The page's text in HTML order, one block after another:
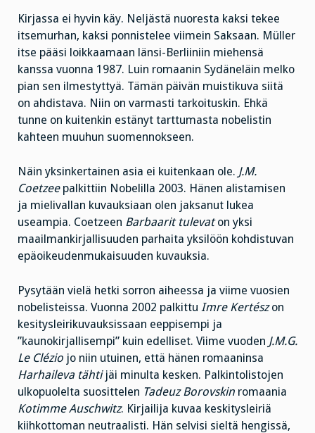
Kirjassa ei hyvin käy. Neljästä nuoresta kaksi tekee
itsemurhan, kaksi ponnistelee viimein Saksaan. Müller
itse pääsi loikkaamaan länsi-Berliiniin miehensä
kanssa vuonna 1987. Luin romaanin Sydäneläin melko
pian sen ilmestyttyä. Tämän päivän muistikuva siitä
on ahdistava. Niin on varmasti tarkoituskin. Ehkä
tunne on kuitenkin estänyt tarttumasta nobelistin
kahteen muuhun suomennokseen.
Näin yksinkertainen asia ei kuitenkaan ole. J.M.
Coetzeepalkittiin Nobelilla 2003. Hänen alistamisen
ja mielivallan kuvauksiaan olen jaksanut lukea
useampia. Coetzeen Barbaarit tulevaton yksi
maailmankirjallisuuden parhaita yksilöön kohdistuvan
epäoikeudenmukaisuuden kuvauksia.
Pysytään vielä hetki sorron aiheessa ja viime vuosien
nobelisteissa. Vuonna 2002 palkittu Imre Kertészon
kesitysleirikuvauksissaan eeppisempi ja
”kaunokirjallisempi” kuin edelliset. Viime vuoden J.M.G.
Le Clézio jo niin utuinen, että hänen romaaninsa
Harhaileva tähtijäi minulta kesken. Palkintolistojen
ulkopuolelta suosittelen Tadeuz Borovskin romaania
Kotimme Auschwitz. Kirjailija kuvaa keskitysleiriä
kiihkottoman neutraalisti. Hän selvisi sieltä hengissä,